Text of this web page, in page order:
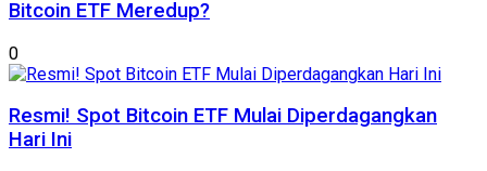
Bitcoin ETF Meredup?
0
Resmi! Spot Bitcoin ETF Mulai Diperdagangkan
Hari Ini